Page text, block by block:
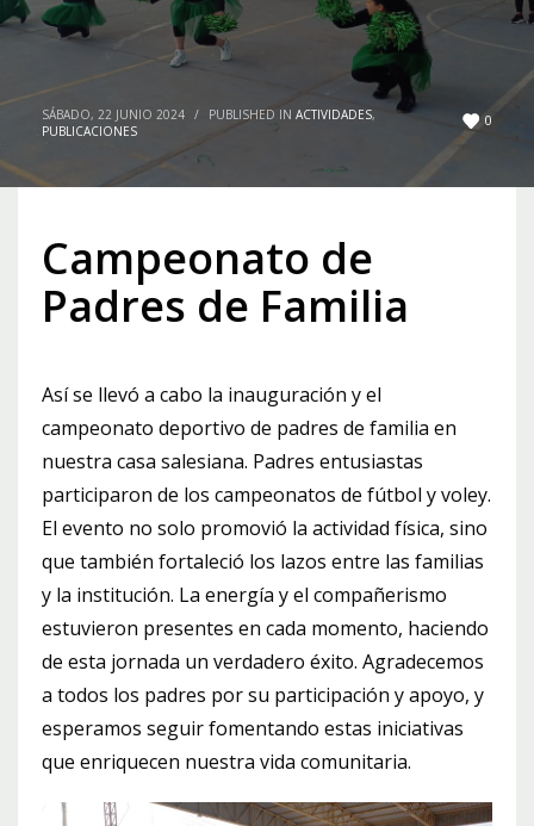
0
SÁBADO, 22 JUNIO 2024 / PUBLISHED IN ACTIVIDADES,
PUBLICACIONES
Campeonato de
Padres de Familia
Así se llevó a cabo la inauguración y el
campeonato deportivo de padres de familia en
nuestra casa salesiana. Padres entusiastas
participaron de los campeonatos de fútbol y voley.
El evento no solo promovió la actividad física, sino
que también fortaleció los lazos entre las familias
y la institución. La energía y el compañerismo
estuvieron presentes en cada momento, haciendo
de esta jornada un verdadero éxito. Agradecemos
a todos los padres por su participación y apoyo, y
esperamos seguir fomentando estas iniciativas
que enriquecen nuestra vida comunitaria.